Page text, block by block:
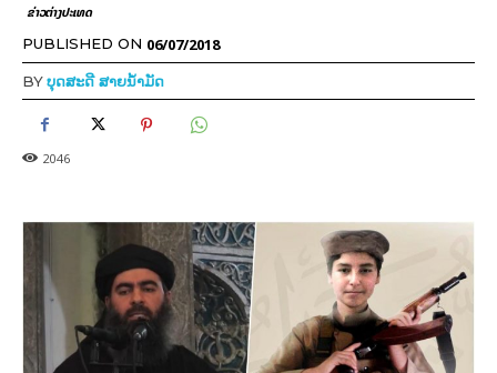
ຂ່າວຕ່າງປະເທດ
PUBLISHED ON 06/07/2018
BYບຸດສະດີ ສາຍນ້ຳມັດ
2046